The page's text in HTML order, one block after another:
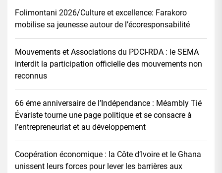
Folimontani 2026/Culture et excellence: Farakoro
mobilise sa jeunesse autour de l’écoresponsabilité
Mouvements et Associations du PDCI-RDA : le SEMA
interdit la participation officielle des mouvements non
reconnus
66 éme anniversaire de l’Indépendance : Méambly Tié
Évariste tourne une page politique et se consacre à
l’entrepreneuriat et au développement
Coopération économique : la Côte d’Ivoire et le Ghana
unissent leurs forces pour lever les barrières aux